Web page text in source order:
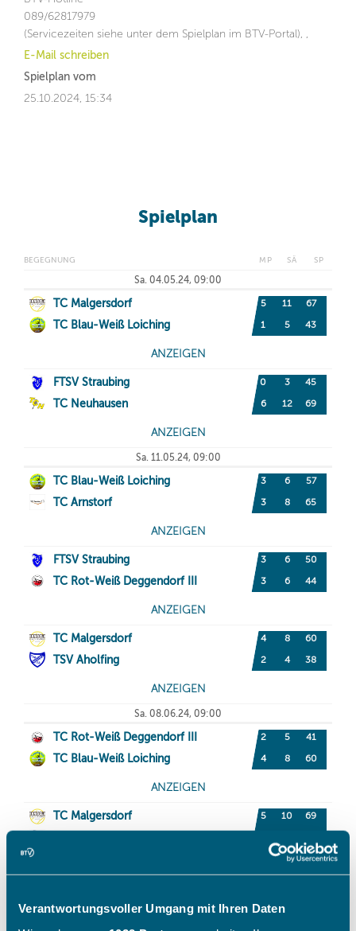
Verantwortungsvoller Umgang mit Ihren Daten